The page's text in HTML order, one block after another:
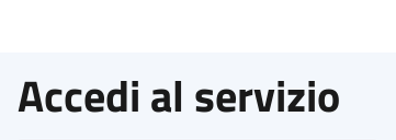
Accedi al servizio